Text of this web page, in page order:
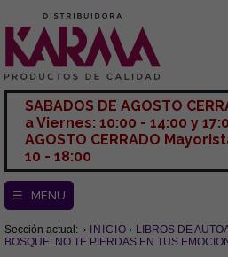
SABADOS DE AGOSTO
a Viernes: 10:00 - 14:00 y
AGOSTO CERRADO
10 - 18:00
☰ MENU
Sección actual: INICIO LIBROS DE
BOSQUE: NO TE PIERDAS EN TUS